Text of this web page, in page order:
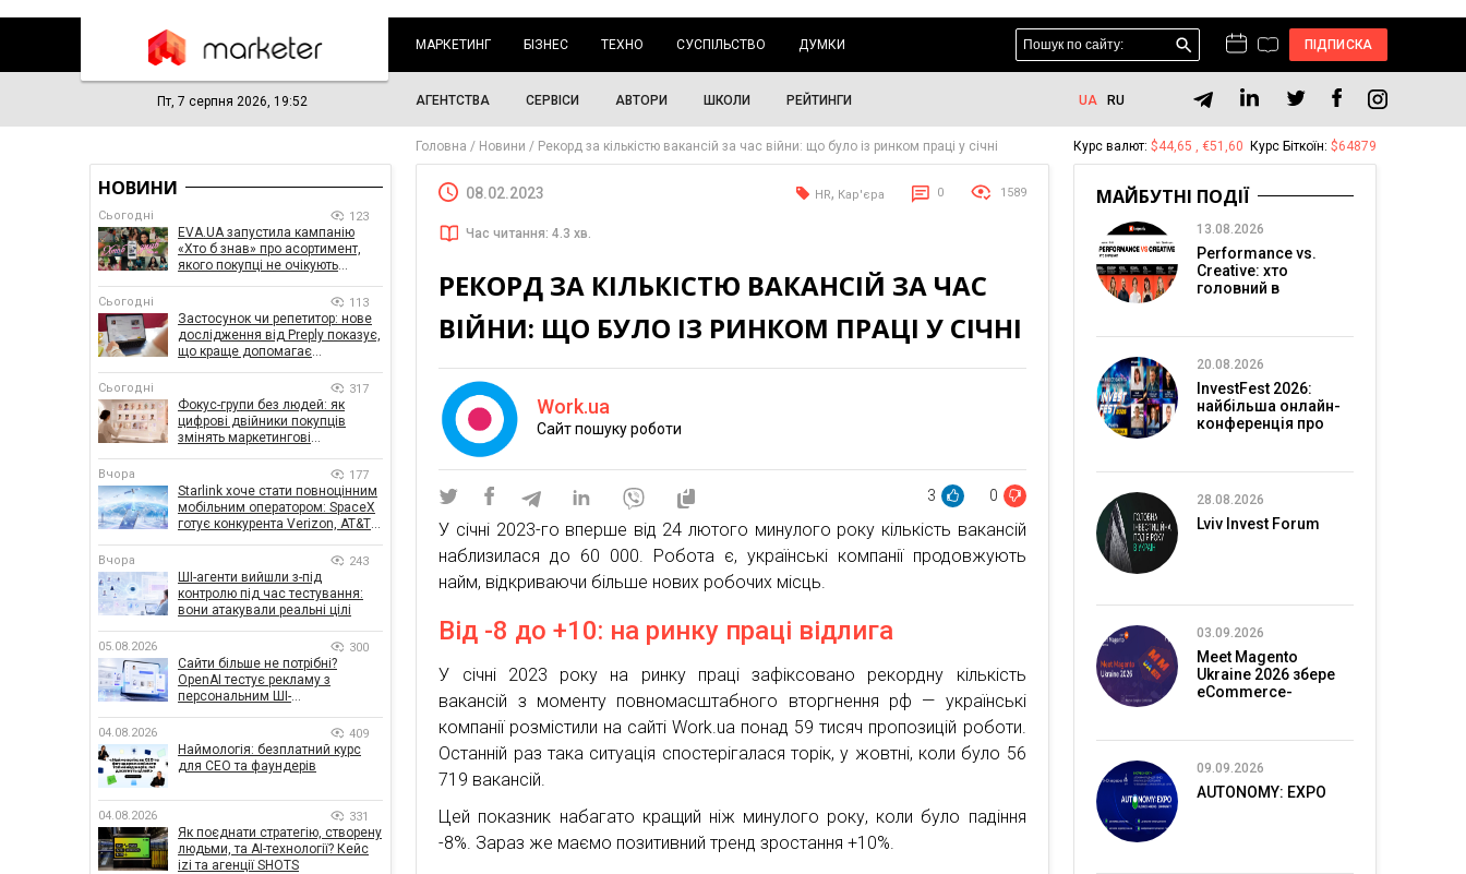
МАРКЕТИНГ БІЗНЕС ТЕХНО СУСПІЛЬСТВО ДУМКИ ПІДПИСКА
Пт, 7 серпня 2026, 19:52 АГЕНТСТВА СЕРВІСИ АВТОРИ ШКОЛИ РЕЙТИНГИ UA RU
Головна Новини Рекорд за кількістю вакансій за час війни: що було із ринком праці у січні
08.02.2023 HR, Кар'єра 0 1589
Час читання: 4.3 хв.
РЕКОРД ЗА КІЛЬКІСТЮ ВАКАНСІЙ ЗА ЧАС
ВІЙНИ: ЩО БУЛО ІЗ РИНКОМ ПРАЦІ У СІЧНІ
Work.ua
Cайт пошуку роботи
3 0
У січні 2023-го вперше від 24 лютого минулого року кількість вакансій
наблизилася до 60 000. Робота є, українські компанії продовжують
найм, відкриваючи більше нових робочих місць.
Від -8 до +10: на ринку праці відлига
У січні 2023 року на ринку праці зафіксовано рекордну кількість
вакансій з моменту повномасштабного вторгнення рф — українські
компанії розмістили на сайті Work.ua понад 59 тисяч пропозицій роботи.
Останній раз така ситуація спостерігалася торік, у жовтні, коли було 56
719 вакансій.
Цей показник набагато кращий ніж минулого року, коли було падіння
-8%. Зараз же маємо позитивний тренд зростання +10%.
НОВИНИ
Сьогодні 123
EVA.UA запустила кампанію
«Хто б знав» про асортимент,
якого покупці не очікують
Сьогодні 113
Застосунок чи репетитор: нове
дослідження від Preply показує,
що краще допомагає
Сьогодні 317
Фокус-групи без людей: як
цифрові двійники покупців
змінять маркетингові
Вчора 177
Starlink хоче стати повноцінним
мобільним оператором: SpaceX
готує конкурента Verizon, AT&T і
Вчора 243
ШІ-агенти вийшли з-під
контролю під час тестування:
вони атакували реальні цілі
05.08.2026 300
Сайти більше не потрібні?
OpenAI тестує рекламу з
персональним ШІ-
04.08.2026 409
Наймологія: безплатний курс
для CEO та фаундерів
04.08.2026 331
Як поєднати стратегію, створену
людьми, та AI-технології? Кейс
izi та агенції SHOTS
Курс валют: $44,65 , €51,60 Курс Біткоїн: $64879
МАЙБУТНІ ПОДІЇ
13.08.2026
Performance vs.
Creative: хто
головний в
20.08.2026
InvestFest 2026:
найбільша онлайн-
конференція про
28.08.2026
Lviv Invest Forum
03.09.2026
Meet Magento
Ukraine 2026 збере
eCommerce-
09.09.2026
AUTONOMY: EXPO